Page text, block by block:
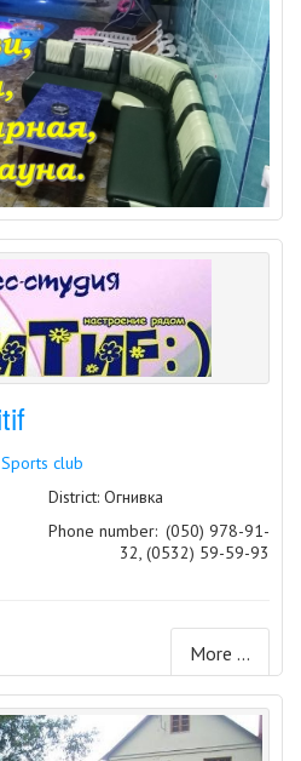
Sports club
District: Огнивка
Phone number: (050) 978-91-
32, (0532) 59-59-93
More ...